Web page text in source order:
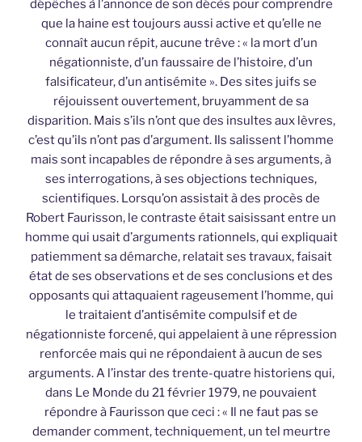
dépêches à l’annonce de son décès pour comprendre
que la haine est toujours aussi active et qu’elle ne
connaît aucun répit, aucune trêve : « la mort d’un
négationniste, d’un faussaire de l’histoire, d’un
falsificateur, d’un antisémite ». Des sites juifs se
réjouissent ouvertement, bruyamment de sa
disparition. Mais s’ils n’ont que des insultes aux lèvres,
c’est qu’ils n’ont pas d’argument. Ils salissent l’homme
mais sont incapables de répondre à ses arguments, à
ses interrogations, à ses objections techniques,
scientifiques. Lorsqu’on assistait à des procès de
Robert Faurisson, le contraste était saisissant entre un
homme qui usait d’arguments rationnels, qui expliquait
patiemment sa démarche, relatait ses travaux, faisait
état de ses observations et de ses conclusions et des
opposants qui attaquaient rageusement l’homme, qui
le traitaient d’antisémite compulsif et de
négationniste forcené, qui appelaient à une répression
renforcée mais qui ne répondaient à aucun de ses
arguments. A l’instar des trente-quatre historiens qui,
dans Le Monde du 21 février 1979, ne pouvaient
répondre à Faurisson que ceci : « Il ne faut pas se
demander comment, techniquement, un tel meurtre